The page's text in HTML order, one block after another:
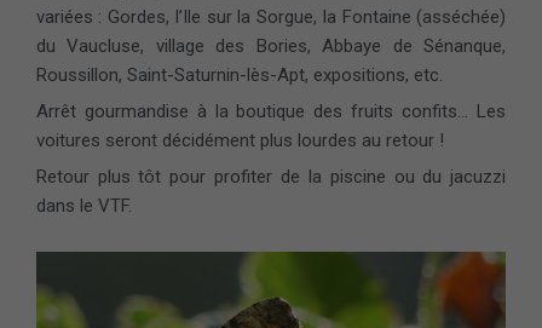
variées : Gordes, l’Ile sur la Sorgue, la Fontaine (asséchée)
du Vaucluse, village des Bories, Abbaye de Sénanque,
Roussillon, Saint-Saturnin-lès-Apt, expositions, etc.
Arrêt gourmandise à la boutique des fruits confits… Les
voitures seront décidément plus lourdes au retour !
Retour plus tôt pour profiter de la piscine ou du jacuzzi
dans le VTF.